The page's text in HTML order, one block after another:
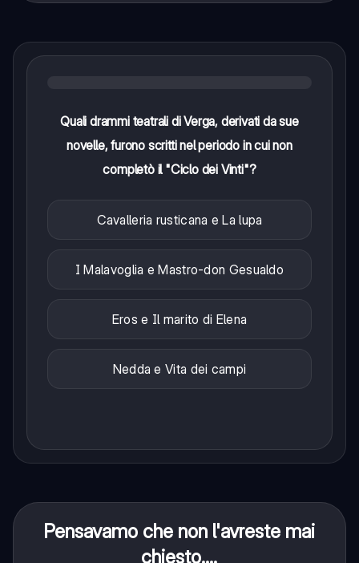
Quali drammi teatrali di Verga, derivati da sue
novelle, furono scritti nel periodo in cui non
completò il "Ciclo dei Vinti"?
Cavalleria rusticana e La lupa
I Malavoglia e Mastro-don Gesualdo
Eros e Il marito di Elena
Nedda e Vita dei campi
Pensavamo che non l'avreste mai
chiesto....